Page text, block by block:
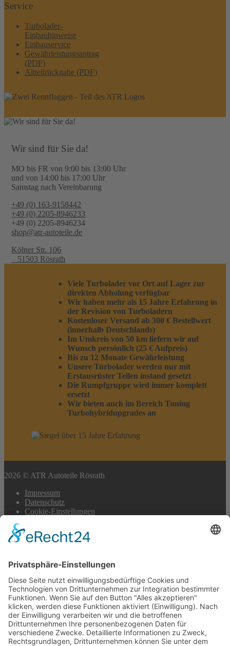
Service
Turbolader-
Einbauhinweise
Einbauservice
Gewährleistungsantrag
(PDF)
Altteilrückgabe (PDF)
Wir sind für Sie da!
MO bis FR von 9:00 bis 13:00 Uhr
und von 14:00 bis 17:00 Uhr
Samstag nach Vereinbarung
+49 (0) 163-9158442
+49 (0) 2205-8946233
+49 (0) 2205-8946234
shop@atr-autoteile.de
Kölner Str. 106
51503 Rösrath
Viele Turbolader vor Ort auf Lager zur
direkten Abholung verfügbar
Wir haben mehr als 15 Jahre Erfahrung in
der Revision von Turboladern
Kostenloser Versand ab 300 € Bestellwert
(innerhalb Deutschlands)
Im Umkreis von 50 km liefern wir auf
Wunsch persönlich (25 € Aufpreis)
Bis zu 12 Monate Gewährleistung
Unsere Turbolader werden nur mit
Erstausrüster Teilen instand gesetzt
Die Rumpfgruppe wird immer komplett
ersetzt
Wir bieten auch im Bereich Tuning
Turbohybridupgrades an
2026 © ATR Autoteile Rösrath
Impressum
Datenschutz
Cookie-Einstellungen
Scroll